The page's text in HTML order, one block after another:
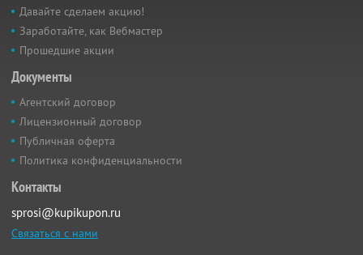
Давайте сделаем акцию!
Заработайте, как Вебмастер
Прошедшие акции
Документы
Агентский договор
Лицензионный договор
Публичная оферта
Политика конфиденциальности
Контакты
sprosi@kupikupon.ru
Связаться с нами